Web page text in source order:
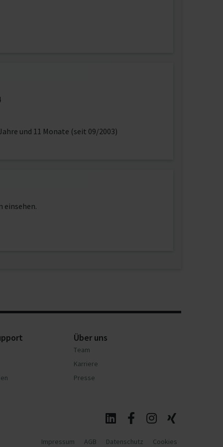
und 11 Monate (seit 09/2003)
einsehen.
Über uns
Team
Karriere
Presse
Impressum AGB Datenschutz Cookies